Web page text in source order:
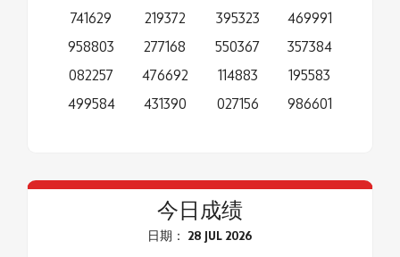
741629
958803
082257
499584
219372
277168
476692
431390
395323
550367
114883
027156
469991
357384
195583
986601
今日成绩
日期： 28 JUL 2026